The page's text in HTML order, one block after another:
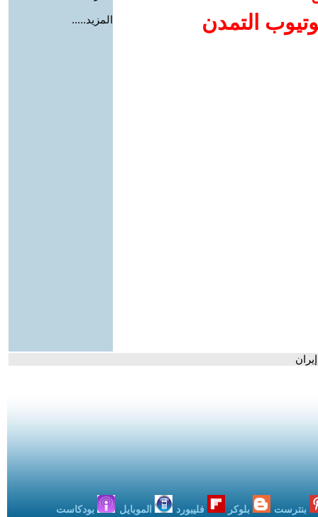
التمدن
المزيد.....
بنترست بلوكر فليبورد الموبايل بودكاست